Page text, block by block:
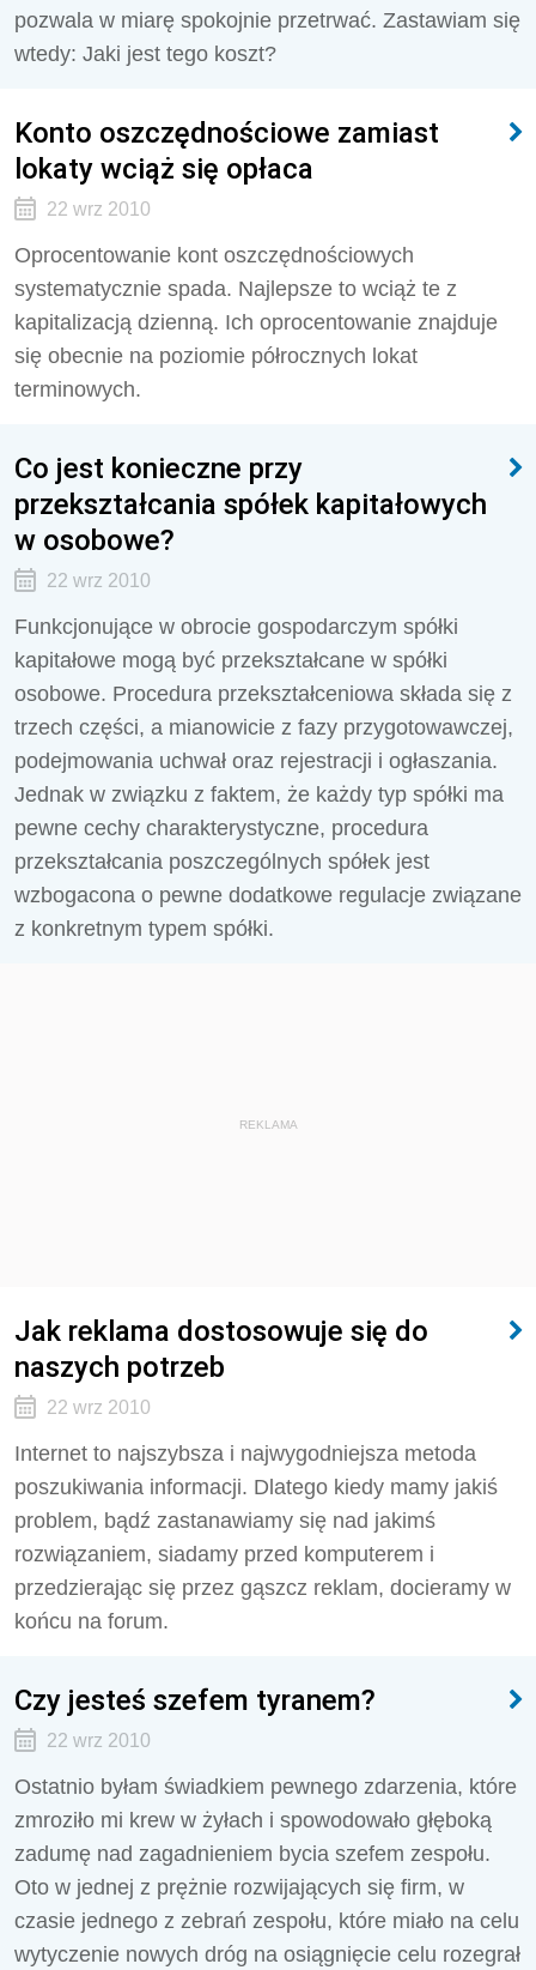
pozwala w miarę spokojnie przetrwać. Zastawiam się
wtedy: Jaki jest tego koszt?
Konto oszczędnościowe zamiast
lokaty wciąż się opłaca
22 wrz 2010
Oprocentowanie kont oszczędnościowych
systematycznie spada. Najlepsze to wciąż te z
kapitalizacją dzienną. Ich oprocentowanie znajduje
się obecnie na poziomie półrocznych lokat
terminowych.
Co jest konieczne przy
przekształcania spółek kapitałowych
w osobowe?
22 wrz 2010
Funkcjonujące w obrocie gospodarczym spółki
kapitałowe mogą być przekształcane w spółki
osobowe. Procedura przekształceniowa składa się z
trzech części, a mianowicie z fazy przygotowawczej,
podejmowania uchwał oraz rejestracji i ogłaszania.
Jednak w związku z faktem, że każdy typ spółki ma
pewne cechy charakterystyczne, procedura
przekształcania poszczególnych spółek jest
wzbogacona o pewne dodatkowe regulacje związane
z konkretnym typem spółki.
REKLAMA
Jak reklama dostosowuje się do
naszych potrzeb
22 wrz 2010
Internet to najszybsza i najwygodniejsza metoda
poszukiwania informacji. Dlatego kiedy mamy jakiś
problem, bądź zastanawiamy się nad jakimś
rozwiązaniem, siadamy przed komputerem i
przedzierając się przez gąszcz reklam, docieramy w
końcu na forum.
Czy jesteś szefem tyranem?
22 wrz 2010
Ostatnio byłam świadkiem pewnego zdarzenia, które
zmroziło mi krew w żyłach i spowodowało głęboką
zadumę nad zagadnieniem bycia szefem zespołu.
Oto w jednej z prężnie rozwijających się firm, w
czasie jednego z zebrań zespołu, które miało na celu
wytyczenie nowych dróg na osiągnięcie celu rozegrał